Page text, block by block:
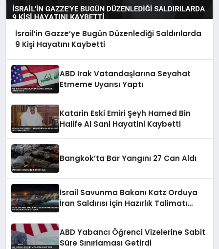
İsrail’in Gazze’ye Bugün Düzenlediği Saldırılarda
9 Kişi Hayatını Kaybetti
ABD Irak Vatandaşlarına Seyahat
Etmeme Uyarısı Yaptı
Katarin Eski Emiri Şeyh Hamed Bin
Halife Al Sani Hayatini Kaybetti
Bangkok’ta Bar Yangını 27 Can Aldı
İsrail Savunma Bakanı Katz Orduya
İran Saldırısı İçin Hazırlık Talimatı
ABD Yabancı Öğrenci Vizelerine Sabit
Süre Sınırlaması Getirdi